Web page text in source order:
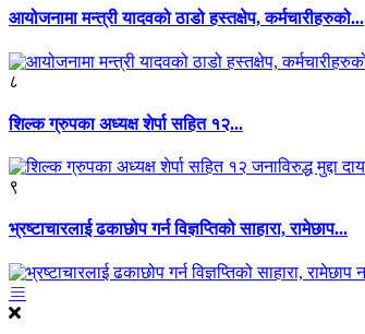
आयोजनामा मन्त्री यादवको ठाडो हस्तक्षेप, कर्मचारीहरुको...
८
शिल्क ग्रुपका अध्यक्ष शेर्पा सहित १२...
९
भ्रष्टाचारलाई ढकाछोप गर्न विज्ञप्तिको साहारा, रामेछाप...